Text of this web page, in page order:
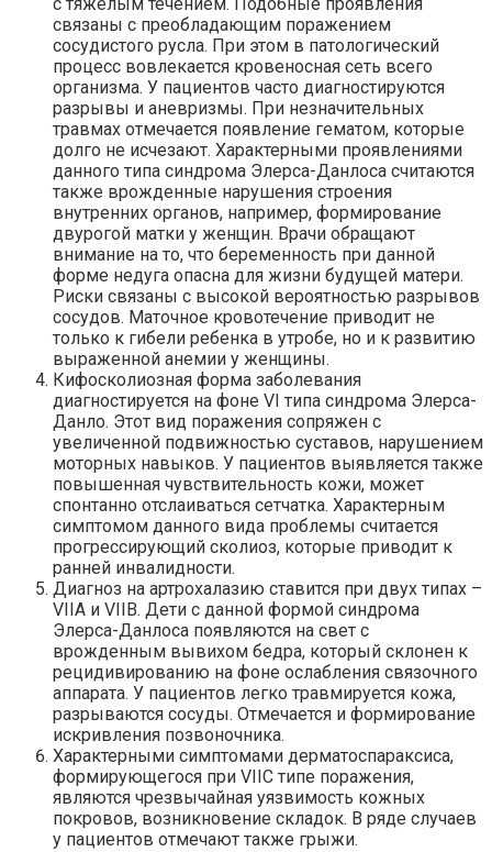
с тяжелым течением. Подобные проявления
связаны с преобладающим поражением
сосудистого русла. При этом в патологический
процесс вовлекается кровеносная сеть всего
организма. У пациентов часто диагностируются
разрывы и аневризмы. При незначительных
травмах отмечается появление гематом, которые
долго не исчезают. Характерными проявлениями
данного типа синдрома Элерса-Данлоса считаются
также врожденные нарушения строения
внутренних органов, например, формирование
двурогой матки у женщин. Врачи обращают
внимание на то, что беременность при данной
форме недуга опасна для жизни будущей матери.
Риски связаны с высокой вероятностью разрывов
сосудов. Маточное кровотечение приводит не
только к гибели ребенка в утробе, но и к развитию
выраженной анемии у женщины.
Кифосколиозная форма заболевания
диагностируется на фоне VI типа синдрома Элерса-
Данло. Этот вид поражения сопряжен с
увеличенной подвижностью суставов, нарушением
моторных навыков. У пациентов выявляется также
повышенная чувствительность кожи, может
спонтанно отслаиваться сетчатка. Характерным
симптомом данного вида проблемы считается
прогрессирующий сколиоз, которые приводит к
ранней инвалидности.
Диагноз на артрохалазию ставится при двух типах –
VIIA и VIIB. Дети с данной формой синдрома
Элерса-Данлоса появляются на свет с
врожденным вывихом бедра, который склонен к
рецидивированию на фоне ослабления связочного
аппарата. У пациентов легко травмируется кожа,
разрываются сосуды. Отмечается и формирование
искривления позвоночника.
Характерными симптомами дерматоспараксиса,
формирующегося при VIIC типе поражения,
являются чрезвычайная уязвимость кожных
покровов, возникновение складок. В ряде случаев
у пациентов отмечают также грыжи.